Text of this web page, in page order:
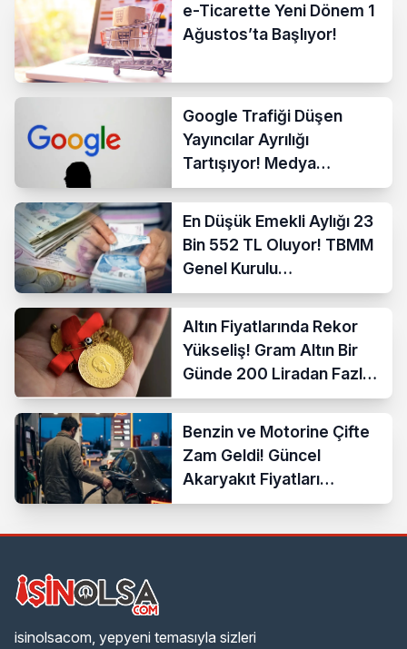
e-Ticarette Yeni Dönem 1
Ağustos’ta Başlıyor!
Google Trafiği Düşen
Yayıncılar Ayrılığı
Tartışıyor! Medya
Sektöründe Yeni Dönem
Başlıyor
En Düşük Emekli Aylığı 23
Bin 552 TL Oluyor! TBMM
Genel Kurulu
Görüşmelere Başladı
Altın Fiyatlarında Rekor
Yükseliş! Gram Altın Bir
Günde 200 Liradan Fazla
Arttı
Benzin ve Motorine Çifte
Zam Geldi! Güncel
Akaryakıt Fiyatları
Açıklandı
isinolsacom, yepyeni temasıyla sizleri